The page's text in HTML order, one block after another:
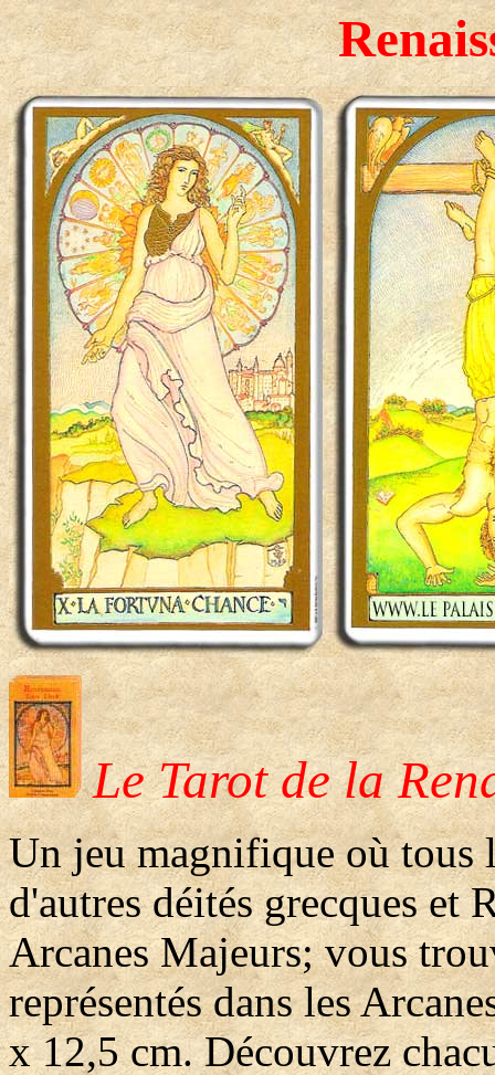
Le Tarot de la
Un jeu magnifique où tous
d'autres déités grecques et
Arcanes Majeurs; vous
représentés dans les
x 12,5 cm. Découvrez